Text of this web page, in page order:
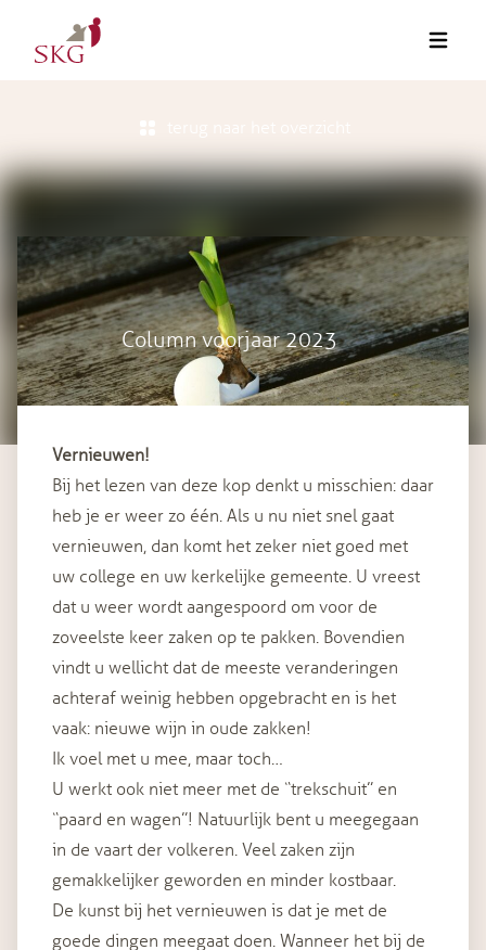
Column voorjaar 2023
Vernieuwen!
Bij het lezen van deze kop denkt u misschien: daar
heb je er weer zo één. Als u nu niet snel gaat
vernieuwen, dan komt het zeker niet goed met
uw college en uw kerkelijke gemeente. U vreest
dat u weer wordt aangespoord om voor de
zoveelste keer zaken op te pakken. Bovendien
vindt u wellicht dat de meeste veranderingen
achteraf weinig hebben opgebracht en is het
vaak: nieuwe wijn in oude zakken!
Ik voel met u mee, maar toch…
U werkt ook niet meer met de “trekschuit” en
“paard en wagen”! Natuurlijk bent u meegegaan
in de vaart der volkeren. Veel zaken zijn
gemakkelijker geworden en minder kostbaar.
De kunst bij het vernieuwen is dat je met de
goede dingen meegaat doen. Wanneer het bij de